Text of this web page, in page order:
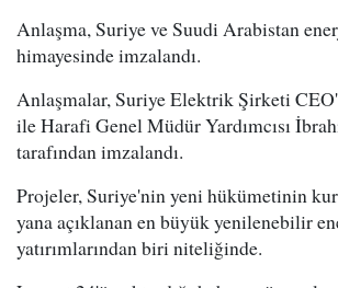
Anlaşma, Suriye ve Suudi Arabistan
himayesinde imzalandı.
Anlaşmalar, Suriye Elektrik Şirketi
ile Harafi Genel Müdür Yardımcısı
tarafından imzalandı.
Projeler, Suriye'nin yeni hükümetinin
yana açıklanan en büyük yenilenebilir
yatırımlarından biri niteliğinde.